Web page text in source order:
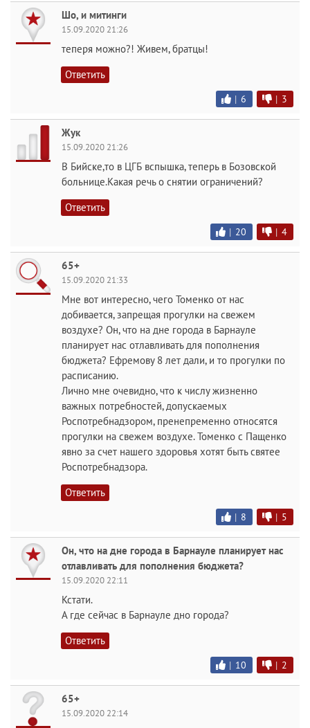
Шо, и митинги
15.09.2020 21:26
теперя можно?! Живем, братцы!
Ответить
| 6 | 3
Жук
15.09.2020 21:26
В Бийске,то в ЦГБ вспышка, теперь в Бозовской
больнице.Какая речь о снятии ограничений?
Ответить
| 20 | 4
65+
15.09.2020 21:33
Мне вот интересно, чего Томенко от нас
добивается, запрещая прогулки на свежем
воздухе? Он, что на дне города в Барнауле
планирует нас отлавливать для пополнения
бюджета? Ефремову 8 лет дали, и то прогулки по
расписанию.
Лично мне очевидно, что к числу жизненно
важных потребностей, допускаемых
Роспотребнадзором, пренепременно относятся
прогулки на свежем воздухе. Томенко с Пащенко
явно за счет нашего здоровья хотят быть святее
Роспотребнадзора.
Ответить
| 8 | 5
Он, что на дне города в Барнауле планирует нас
отлавливать для пополнения бюджета?
15.09.2020 22:11
Кстати.
А где сейчас в Барнауле дно города?
Ответить
| 10 | 2
65+
15.09.2020 22:14